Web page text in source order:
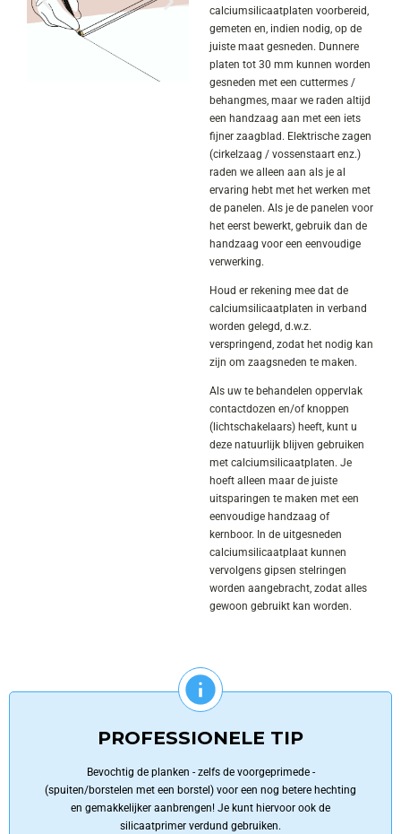
calciumsilicaatplaten voorbereid,
gemeten en, indien nodig, op de
juiste maat gesneden. Dunnere
platen tot 30 mm kunnen worden
gesneden met een cuttermes /
behangmes, maar we raden altijd
een handzaag aan met een iets
fijner zaagblad. Elektrische zagen
(cirkelzaag / vossenstaart enz.)
raden we alleen aan als je al
ervaring hebt met het werken met
de panelen. Als je de panelen voor
het eerst bewerkt, gebruik dan de
handzaag voor een eenvoudige
verwerking.
Houd er rekening mee dat de
calciumsilicaatplaten in verband
worden gelegd, d.w.z.
verspringend, zodat het nodig kan
zijn om zaagsneden te maken.
Als uw te behandelen oppervlak
contactdozen en/of knoppen
(lichtschakelaars) heeft, kunt u
deze natuurlijk blijven gebruiken
met calciumsilicaatplaten. Je
hoeft alleen maar de juiste
uitsparingen te maken met een
eenvoudige handzaag of
kernboor. In de uitgesneden
calciumsilicaatplaat kunnen
vervolgens gipsen stelringen
worden aangebracht, zodat alles
gewoon gebruikt kan worden.
PROFESSIONELE TIP
Bevochtig de planken - zelfs de voorgeprimede -
(spuiten/borstelen met een borstel) voor een nog betere hechting
en gemakkelijker aanbrengen! Je kunt hiervoor ook de
silicaatprimer verdund gebruiken.